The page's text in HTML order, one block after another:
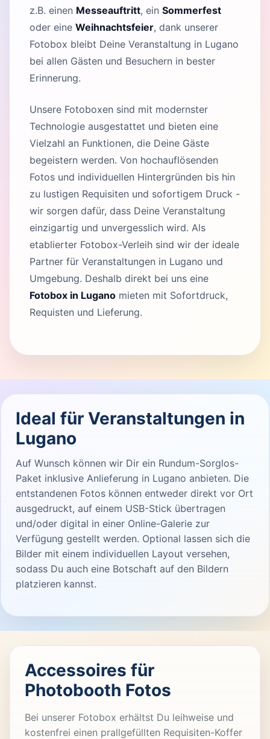
z.B. einen Messeauftritt, ein Sommerfest
oder eine Weihnachtsfeier, dank unserer
Fotobox bleibt Deine Veranstaltung in Lugano
bei allen Gästen und Besuchern in bester
Erinnerung.
Unsere Fotoboxen sind mit modernster
Technologie ausgestattet und bieten eine
Vielzahl an Funktionen, die Deine Gäste
begeistern werden. Von hochauflösenden
Fotos und individuellen Hintergründen bis hin
zu lustigen Requisiten und sofortigem Druck -
wir sorgen dafür, dass Deine Veranstaltung
einzigartig und unvergesslich wird. Als
etablierter Fotobox-Verleih sind wir der ideale
Partner für Veranstaltungen in Lugano und
Umgebung. Deshalb direkt bei uns eine
Fotobox in Lugano mieten mit Sofortdruck,
Requisten und Lieferung.
Ideal für Veranstaltungen in
Lugano
Auf Wunsch können wir Dir ein Rundum-Sorglos-
Paket inklusive Anlieferung in Lugano anbieten. Die
entstandenen Fotos können entweder direkt vor Ort
ausgedruckt, auf einem USB-Stick übertragen
und/oder digital in einer Online-Galerie zur
Verfügung gestellt werden. Optional lassen sich die
Bilder mit einem individuellen Layout versehen,
sodass Du auch eine Botschaft auf den Bildern
platzieren kannst.
Accessoires für
Photobooth Fotos
Bei unserer Fotobox erhältst Du leihweise und
kostenfrei einen prallgefüllten Requisiten-Koffer